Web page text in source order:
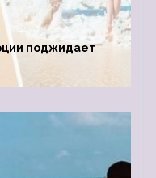
поджидает